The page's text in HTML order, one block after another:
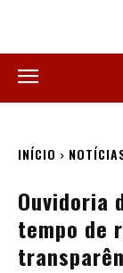
INÍCIO
Ouvidoria
tempo de